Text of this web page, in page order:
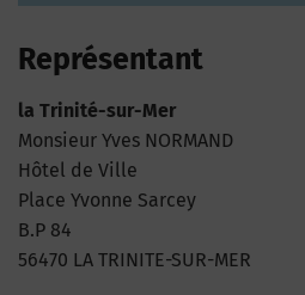
Représentant
la Trinité-sur-Mer
Monsieur Yves NORMAND
Hôtel de Ville
Place Yvonne Sarcey
B.P 84
56470 LA TRINITE-SUR-MER